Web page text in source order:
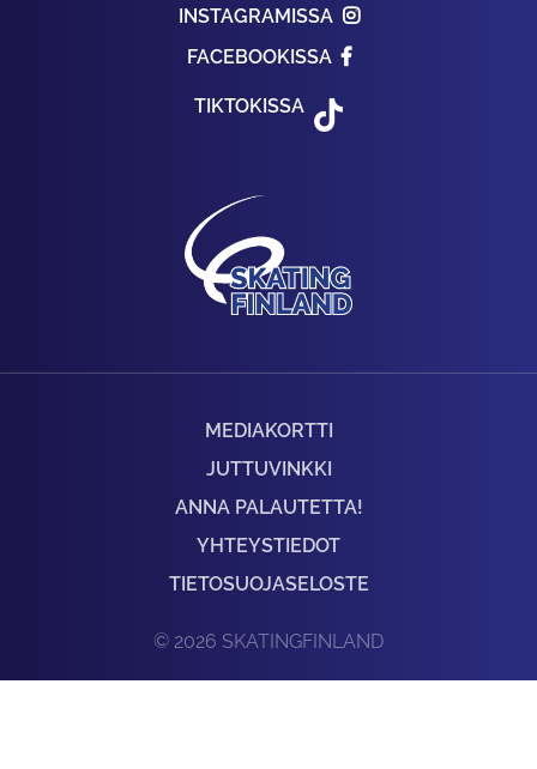
INSTAGRAMISSA
FACEBOOKISSA
TIKTOKISSA
MEDIAKORTTI
JUTTUVINKKI
ANNA PALAUTETTA!
YHTEYSTIEDOT
TIETOSUOJASELOSTE
© 2026 SKATINGFINLAND